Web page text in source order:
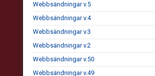
Webbsändningar v.5
Webbsändningar v.4
Webbsändningar v.3
Webbsändningar v.2
Webbsändningar v.50
Webbsändningar v.49